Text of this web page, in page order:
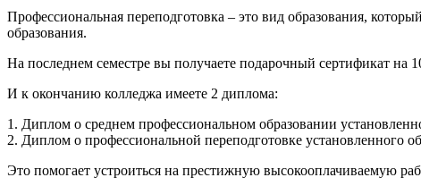
Профессиональная переподготовка – это вид образования,
образования.
На последнем семестре вы получаете подарочный сертификат на
И к окончанию колледжа имеете 2 диплома:
1. Диплом о среднем профессиональном образовании
2. Диплом о профессиональной переподготовке установленного
Это помогает устроиться на престижную высокооплачиваемую